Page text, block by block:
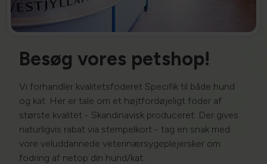
Besøg vores petshop!
Vi forhandler kvalitetsfoderet Specifik til både hund
og kat. Her er tale om et højtfordøjeligt foder af
største kvalitet - Skandinavisk produceret. Der gives
naturligvis rabat via stempelkort - tag en snak med
vore veluddannede veterinærsygeplejersker om
fodring af netop din hund/kat​​.